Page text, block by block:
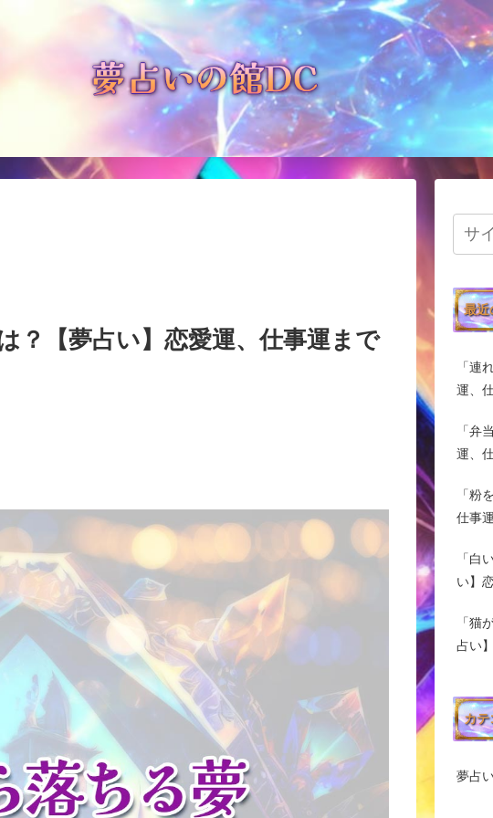
？【夢占い】恋愛運、仕事運まで
最近
「連
運、
「弁
運、
「粉
仕事
「白
い】
「猫
占い
カテ
夢占